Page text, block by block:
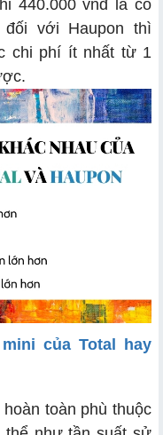
440.000 vnđ là có
với Haupon thì
chi phí ít nhất từ 1
của Total hay
toàn phù thuộc